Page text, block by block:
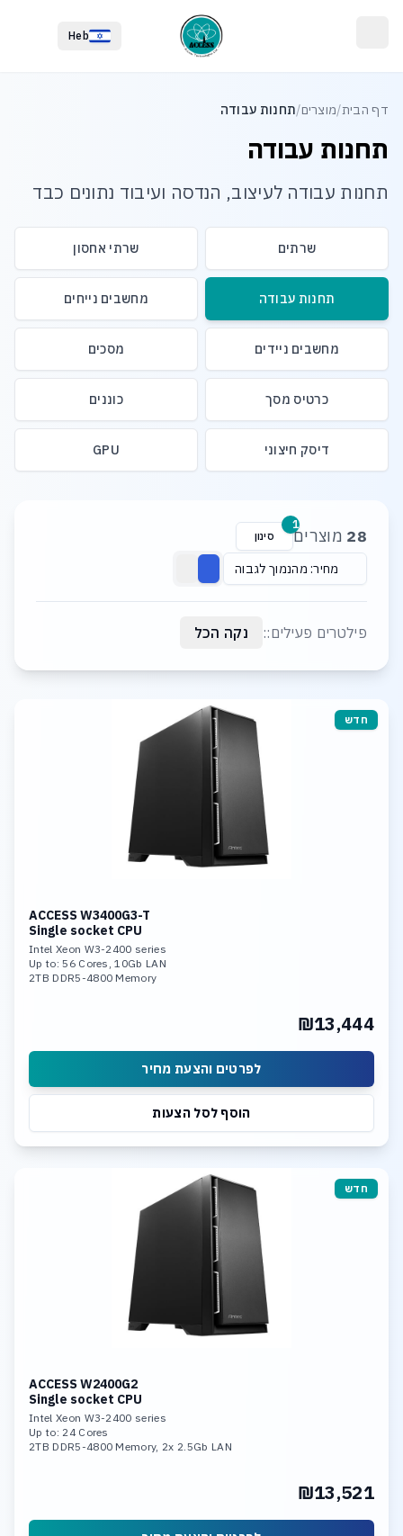
Heb
דף הבית/מוצרים/תחנות עבודה
תחנות עבודה
תחנות עבודה לעיצוב, הנדסה ועיבוד נתונים כבד
שרתים שרתי אחסון
תחנות עבודה מחשבים נייחים
מחשבים ניידים מסכים
כרטיס מסך כוננים
דיסק חיצוני GPU
28 מוצרים סינון
1
מחיר: מהנמוך לגבוה
פילטרים פעילים:: נקה הכל
חדש
ACCESS W3400G3-T
Single socket CPU
Intel Xeon W3-2400 series
Up to: 56 Cores, 10Gb LAN
2TB DDR5-4800 Memory
₪13,444
לפרטים והצעת מחיר
הוסף לסל הצעות
חדש
ACCESS W2400G2
Single socket CPU
Intel Xeon W3-2400 series
Up to: 24 Cores
2TB DDR5-4800 Memory, 2x 2.5Gb LAN
₪13,521